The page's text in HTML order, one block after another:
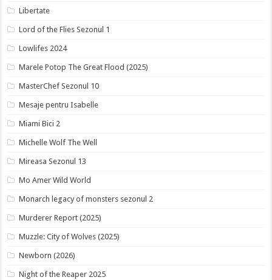
Libertate
Lord of the Flies Sezonul 1
Lowlifes 2024
Marele Potop The Great Flood (2025)
MasterChef Sezonul 10
Mesaje pentru Isabelle
Miami Bici 2
Michelle Wolf The Well
Mireasa Sezonul 13
Mo Amer Wild World
Monarch legacy of monsters sezonul 2
Murderer Report (2025)
Muzzle: City of Wolves (2025)
Newborn (2026)
Night of the Reaper 2025